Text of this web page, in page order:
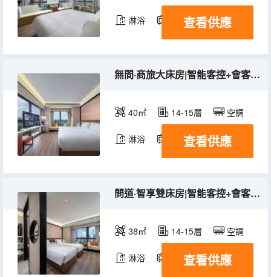
淋浴 電視機
查看供應
無間·商旅大床房|智能客控+會客辦公座椅+乳膠床墊+90%白鴨絨被
40㎡ 14-15層 空調
淋浴 電視機
查看供應
問道·智享雙床房|智能客控+會客辦公座椅+恒温馬桶+乳膠床墊
38㎡ 14-15層 空調
淋浴 電視機
查看供應